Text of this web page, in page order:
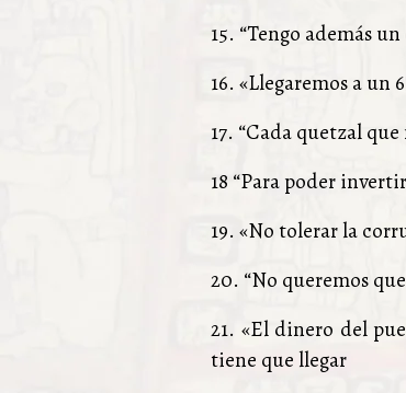
15. “Tengo además
16. «Llegaremos a
17. “Cada quetzal
18 “Para poder
19. «No tolerar la
20. “No queremos
21. «El dinero del
tiene que llegar